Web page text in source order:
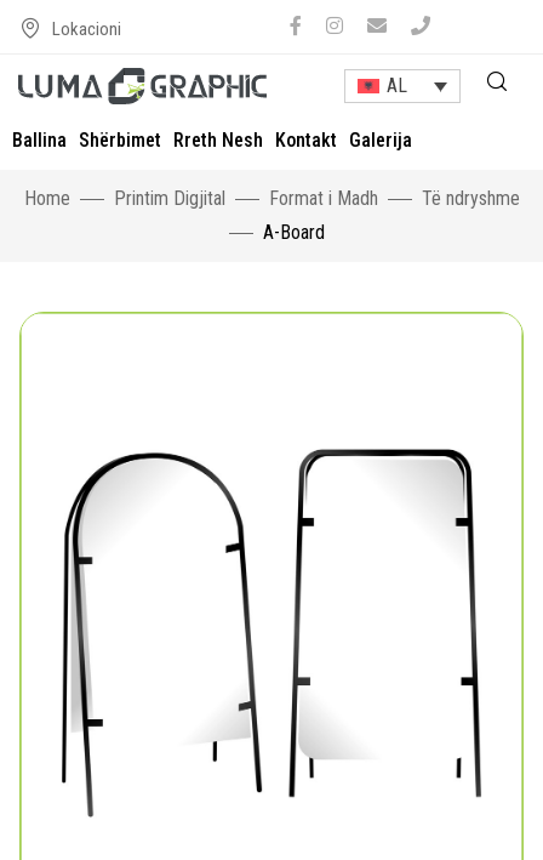
Lokacioni
AL
Ballina Shërbimet Rreth Nesh Kontakt Galerija
Home Printim Digjital Format i Madh
Të ndryshme
A-Board